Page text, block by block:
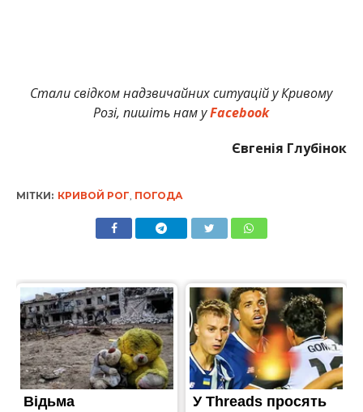
Стали свідком надзвичайних ситуацій у Кривому
Розі, пишіть нам уFacebook
Євгенія Глубінок
МІТКИ: КРИВОЙ РОГ ПОГОДА